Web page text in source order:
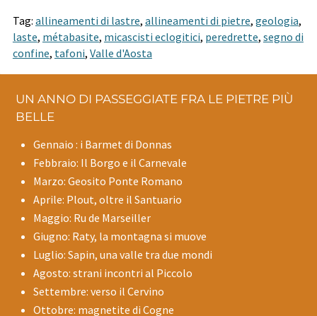
Tag: allineamenti di lastre, allineamenti di pietre, geologia,
laste, métabasite, micascisti eclogitici, peredrette, segno di
confine, tafoni, Valle d'Aosta
UN ANNO DI PASSEGGIATE FRA LE PIETRE PIÙ
BELLE
Gennaio : i Barmet di Donnas
Febbraio: Il Borgo e il Carnevale
Marzo: Geosito Ponte Romano
Aprile: Plout, oltre il Santuario
Maggio: Ru de Marseiller
Giugno: Raty, la montagna si muove
Luglio: Sapin, una valle tra due mondi
Agosto: strani incontri al Piccolo
Settembre: verso il Cervino
Ottobre: magnetite di Cogne